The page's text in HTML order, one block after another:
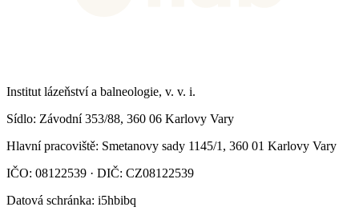
Institut lázeňství a balneologie, v. v. i.
Sídlo: Závodní 353/88, 360 06 Karlovy Vary
Hlavní pracoviště: Smetanovy sady 1145/1, 360 01 Karlovy Vary
IČO: 08122539 · DIČ: CZ08122539
Datová schránka: i5hbibq